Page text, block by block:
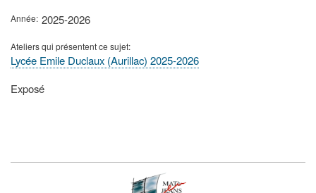
Année 2025-2026
Ateliers qui présentent ce sujet
Lycée Emile Duclaux (Aurillac) 2025-2026
Type
Exposé